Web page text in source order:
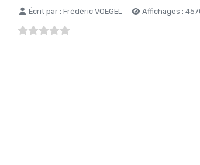
Détails
Écrit par : Frédéric VOEGEL Affichages :